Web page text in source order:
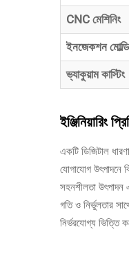
CNC মেশিনিং
ইনজেকশন
ভ্যাকুয়াম কাস্টিং
ইঞ্জিনিয়ারিং
একটি ডিজিটাল
যোগাযোগ উৎপাদনে
সহনশীলতা উৎপাদন
গতি ও নির্ভুলতার
নির্ভরযোগ্য ভিত্তি